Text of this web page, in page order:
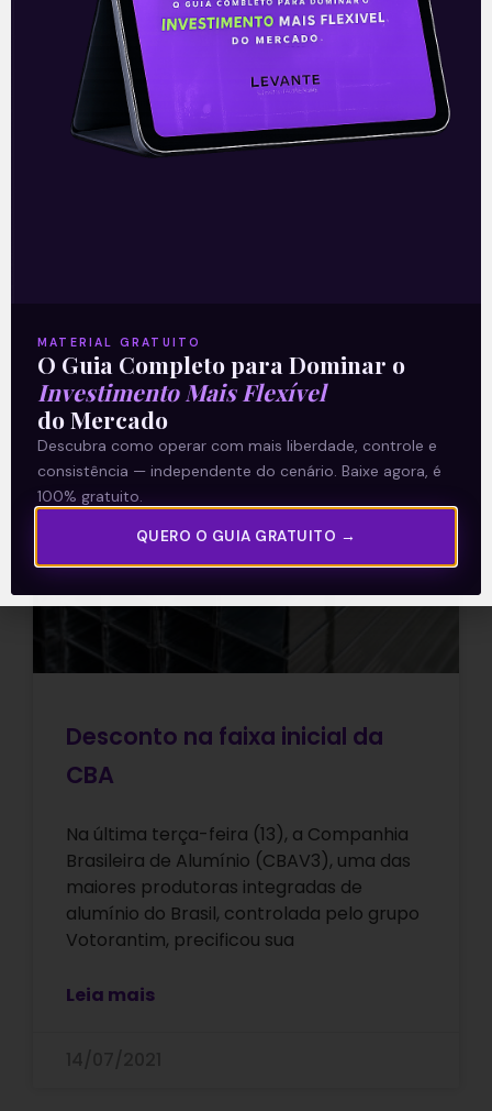
Ações da CBA estreiam na
Bolsa em forte alta
15/07/2021
Desconto na faixa inicial da
CBA
Na última terça-feira (13), a Companhia
Brasileira de Alumínio (CBAV3), uma das
maiores produtoras integradas de
alumínio do Brasil, controlada pelo grupo
Votorantim, precificou sua
Leia mais
MATERIAL GRATUITO
O Guia Completo para Dominar o
Investimento Mais Flexível
do Mercado
Descubra como operar com mais liberdade, controle e
consistência — independente do cenário. Baixe agora, é
100% gratuito.
QUERO O GUIA GRATUITO →